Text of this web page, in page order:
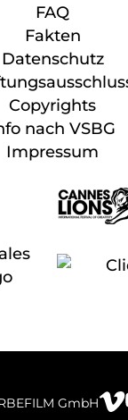
FAQ
Fakten
Datenschutz
Copyrights
nach VSBG
Impressum
GmbH